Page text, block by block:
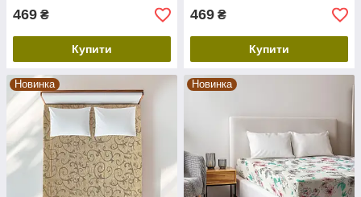
469 ₴
Купити
469 ₴
Купити
Новинка Новинка